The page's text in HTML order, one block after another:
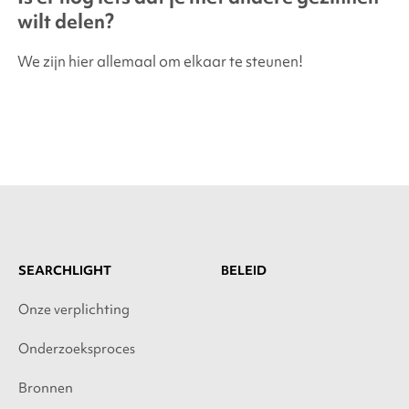
wilt delen?
We zijn hier allemaal om elkaar te steunen!
SEARCHLIGHT
Onze verplichting
Onderzoeksproces
Bronnen
BELEID